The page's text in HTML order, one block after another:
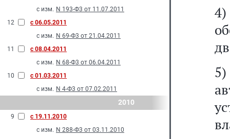
с изм. N 193-Ф3 от 11.07.2011
12
с 06.05.2011
с изм. N 69-Ф3 от 21.04.2011
11
с 08.04.2011
с изм. N 68-Ф3 от 06.04.2011
10
с 01.03.2011
с изм. N 4-Ф3 от 07.02.2011
2010
9
с 19.11.2010
с изм. N 288-Ф3 от 03.11.2010